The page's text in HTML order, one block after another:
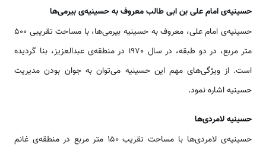
حسینیه‌ی امام علی بن ابی طالب معروف به حسینیه‌ی بیرمی‌ها
حسینیه‌ی امام علی، معروف به حسینیه بیرمی‌ها، با مساحت تقریبی 500
متر مربع، در دو طبقه، در سال 1970 در منطقه‌ی عبدالعزیز، بنا گردیده
است. از ویژگی‌های مهم این حسینیه می‌توان به جوان بودن مدیریت
حسینیه اشاره نمود.
حسینیه لامردی‌ها
حسینیه‌ی لامردی‌ها با مساحت تقریب 150 متر مربع در منطقه‌ی غانم